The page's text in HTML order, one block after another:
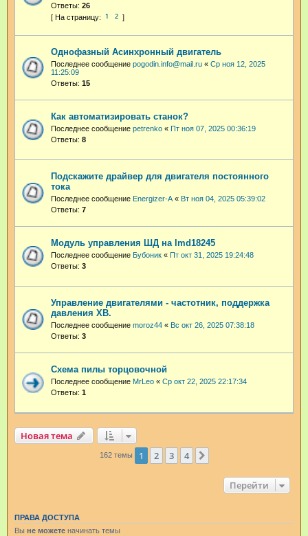
Ответы: 26
1 2
Однофазный Асинхронный двигатель
Последнее сообщение pogodin.info@mail.ru « Ср ноя 12, 2025
11:25:09
Ответы: 15
Как автоматизировать станок?
Последнее сообщение petrenko « Пт ноя 07, 2025 00:36:19
Ответы: 8
Подскажите драйвер для двигателя постоянного
тока
Последнее сообщение Energizer-A« Вт ноя 04, 2025 05:39:02
Ответы: 7
Модуль управления ШД на lmd18245
Последнее сообщение Бубоник « Пт окт 31, 2025 19:24:48
Ответы: 3
Управление двигателями - частотник, поддержка
давления ХВ.
Последнее сообщение moroz44 « Вс окт 26, 2025 07:38:18
Ответы: 3
Схема пилы торцовочной
Последнее сообщение MrLeo « Ср окт 22, 2025 22:17:34
Ответы: 1
Новая тема
162 темы 1 2 3 4
Перейти
ПРАВА ДОСТУПА
Вы не можете начинать темы